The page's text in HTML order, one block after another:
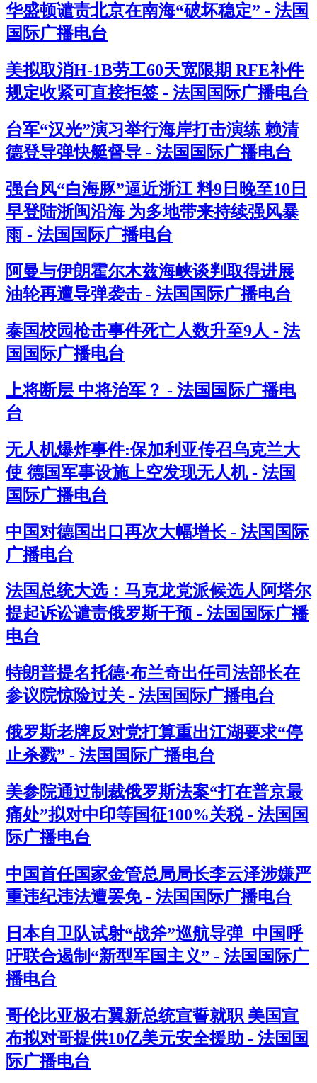
华盛顿谴责北京在南海“破坏稳定” - 法国
国际广播电台
美拟取消H-1B劳工60天宽限期 RFE补件
规定收紧可直接拒签 - 法国国际广播电台
台军“汉光”演习举行海岸打击演练 赖清
德登导弹快艇督导 - 法国国际广播电台
强台风“白海豚”逼近浙江 料9日晚至10日
早登陆浙闽沿海 为多地带来持续强风暴
雨 - 法国国际广播电台
阿曼与伊朗霍尔木兹海峡谈判取得进展
油轮再遭导弹袭击 - 法国国际广播电台
泰国校园枪击事件死亡人数升至9人 - 法
国国际广播电台
上将断层 中将治军？ - 法国国际广播电
台
无人机爆炸事件:保加利亚传召乌克兰大
使 德国军事设施上空发现无人机 - 法国
国际广播电台
中国对德国出口再次大幅增长 - 法国国际
广播电台
法国总统大选：马克龙党派候选人阿塔尔
提起诉讼谴责俄罗斯干预 - 法国国际广播
电台
特朗普提名托德·布兰奇出任司法部长在
参议院惊险过关 - 法国国际广播电台
俄罗斯老牌反对党打算重出江湖要求“停
止杀戮” - 法国国际广播电台
美参院通过制裁俄罗斯法案“打在普京最
痛处”拟对中印等国征100%关税 - 法国国
际广播电台
中国首任国家金管总局局长李云泽涉嫌严
重违纪违法遭罢免 - 法国国际广播电台
日本自卫队试射“战斧”巡航导弹 中国呼
吁联合遏制“新型军国主义” - 法国国际广
播电台
哥伦比亚极右翼新总统宣誓就职 美国宣
布拟对哥提供10亿美元安全援助 - 法国国
际广播电台